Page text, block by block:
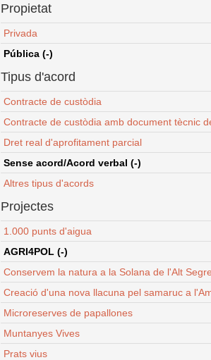
Propietat
Privada
Pública (-)
Tipus d'acord
Contracte de custòdia
Contracte de custòdia amb document tècnic
Dret real d'aprofitament parcial
Sense acord/Acord verbal (-)
Altres tipus d'acords
Projectes
1.000 punts d'aigua
AGRI4POL (-)
Conservem la natura a la Solana de l'Alt
Creació d'una nova llacuna pel samaruc a
Microreserves de papallones
Muntanyes Vives
Prats vius